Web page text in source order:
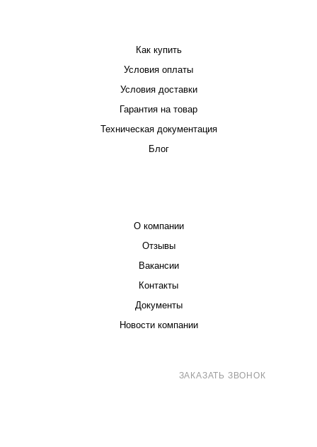
Как купить
Условия оплаты
Условия доставки
Гарантия на товар
Техническая документация
Блог
О компании
Отзывы
Вакансии
Контакты
Документы
Новости компании
ЗАКАЗАТЬ ЗВОНОК